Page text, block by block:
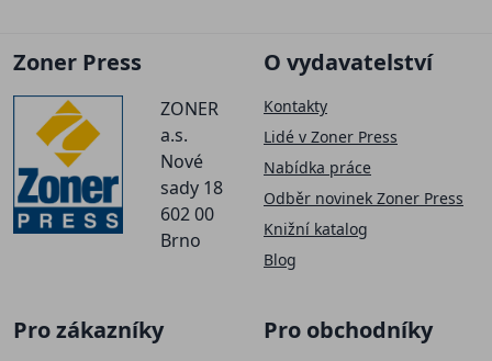
Zoner Press
ZONER
a.s.
Nové
sady 18
602 00
Brno
O vydavatelství
Kontakty
Lidé v Zoner Press
Nabídka práce
Odběr novinek Zoner Press
Knižní katalog
Blog
Pro zákazníky Pro obchodníky